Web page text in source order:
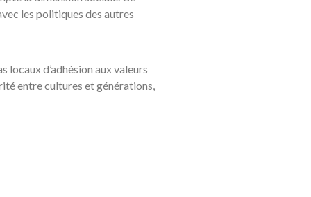
les politiques des autres
locaux d’adhésion aux valeurs
entre cultures et générations,